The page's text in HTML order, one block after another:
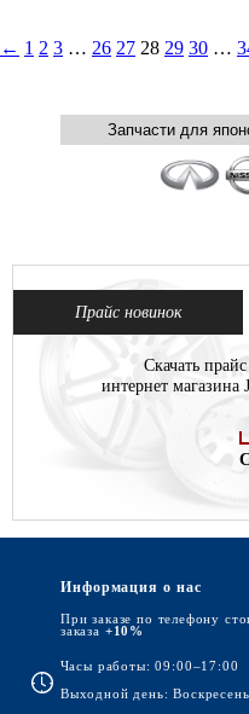
← 1 2 3 … 26 27 28 29 30 …
Прайс новинок
Скачать
интернет
Информация о нас
При заказе по телефону
заказа +10%
Часы работы: 09:00–17:00
Выходной день: